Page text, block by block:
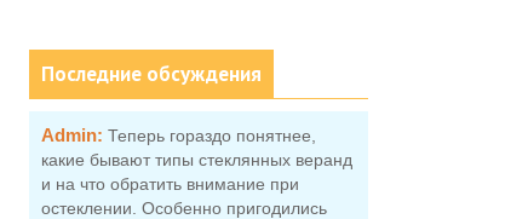
Последние обсуждения
Admin: Теперь гораздо понятнее,
какие бывают типы стеклянных веранд
и на что обратить внимание при
остеклении. Особенно пригодились